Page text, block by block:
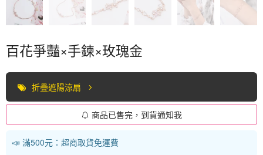
百花爭豔×手鍊×玫瑰金
折疊遮陽涼扇
商品已售完，到貨通知我
📣 滿500元：超商取貨免運費